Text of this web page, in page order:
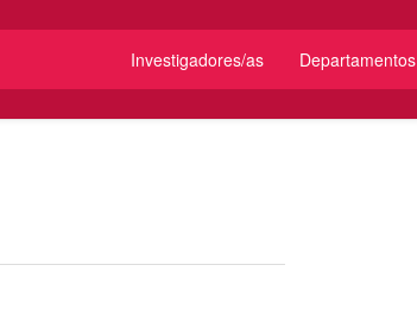
Investigadores/as Departamentos